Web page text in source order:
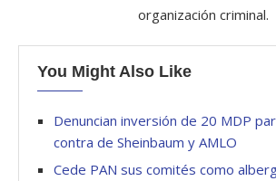
organización criminal.
You Might Also Like
Denuncian inversión de 20 MDP
contra de Sheinbaum y AMLO
Cede PAN sus comités como